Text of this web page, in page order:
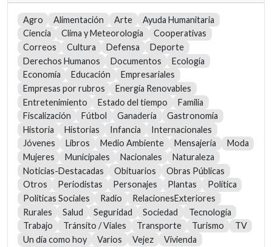
Agro Alimentación Arte
Ayuda Humanitaria
Ciencia
Clima y Meteorología
Cooperativas
Correos
Cultura Defensa
Deporte
Derechos Humanos
Documentos
Ecología
Economía
Educación
Empresariales
Empresas por rubros
Energía Renovables
Entretenimiento
Estado del tiempo
Familia
Fiscalización
Fútbol Ganadería
Gastronomía
Historia
Historias Infancia
Internacionales
Jóvenes
Libros Medio Ambiente Mensajería
Moda
Mujeres
Municipales Nacionales
Naturaleza
Noticias-Destacadas
Obituarios
Obras Públicas
Otros
Periodistas Personajes Plantas
Política
Políticas Sociales
Radio
RelacionesExteriores
Rurales
Salud Seguridad Sociedad
Tecnología
Trabajo
Tránsito / Viales Transporte Turismo
TV
Un día como hoy
Varios Vejez
Vivienda